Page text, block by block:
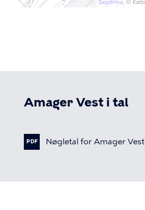
Amager Vest i tal
PDF Nøgletal for Amager Vest